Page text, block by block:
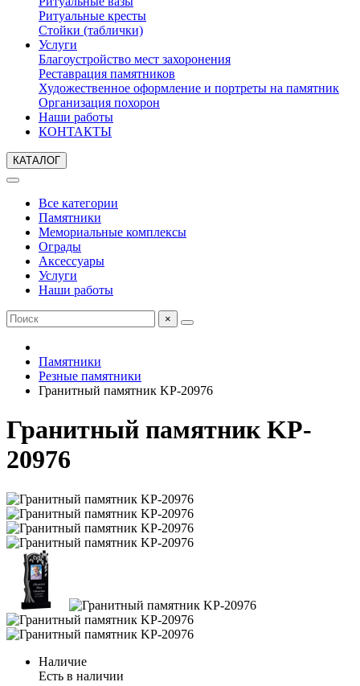
Ритуальные кресты
Стойки (таблички)
Услуги
Благоустройство мест захоронения
Реставрация памятников
Художественное оформление и портреты на памятник
Организация похорон
Наши работы
КОНТАКТЫ
КАТАЛОГ
Все категории
Памятники
Мемориальные комплексы
Ограды
Аксессуары
Услуги
Наши работы
×
Памятники
Резные памятники
Гранитный памятник KP-20976
Гранитный памятник KP-
20976
Наличие
Есть в наличии